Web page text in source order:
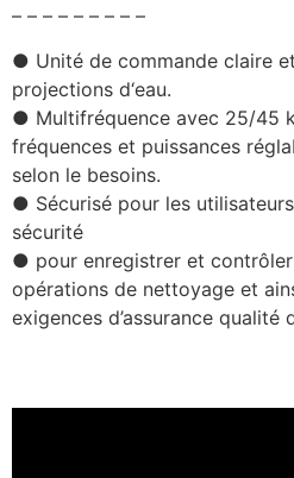
– – – – – – – – –
● Unité de commande claire
projections d‘eau.
● Multifréquence avec 25/45
fréquences et puissances
selon le besoins.
● Sécurisé pour les
sécurité
● pour enregistrer et contrôler
opérations de nettoyage et
exigences d’assurance qualité